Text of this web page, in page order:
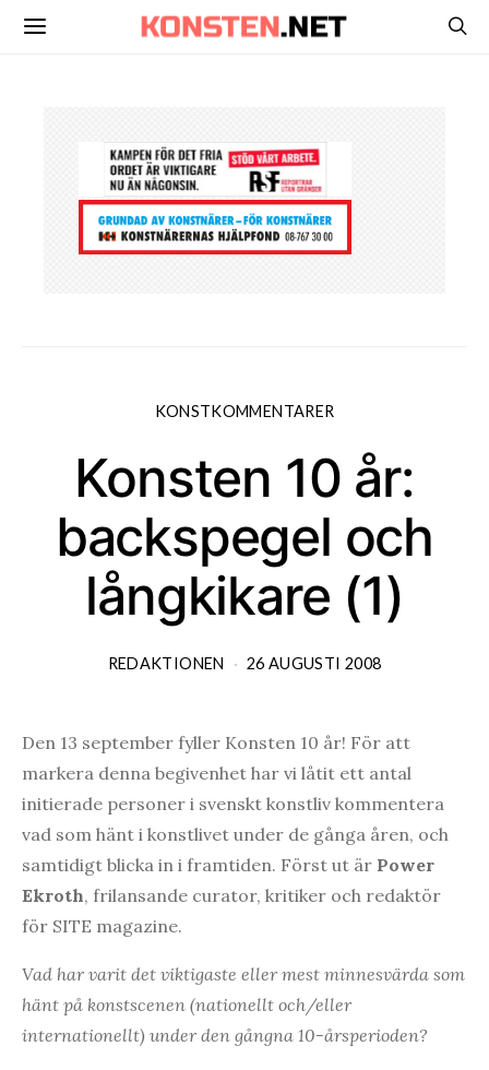
KONSTKOMMENTARER
Konsten 10 år:
backspegel och
långkikare (1)
REDAKTIONEN 26 AUGUSTI 2008
Den 13 september fyller Konsten 10 år! För att
markera denna begivenhet har vi låtit ett antal
initierade personer i svenskt konstliv kommentera
vad som hänt i konstlivet under de gånga åren, och
samtidigt blicka in i framtiden. Först ut är Power
Ekroth, frilansande curator, kritiker och redaktör
för SITE magazine.
Vad har varit det viktigaste eller mest minnesvärda som
hänt på konstscenen (nationellt och/eller
internationellt) under den gångna 10-årsperioden?